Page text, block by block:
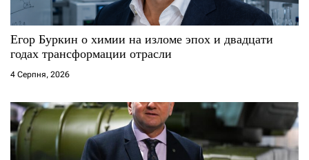
Егор Буркин о химии на изломе эпох и двадцати
годах трансформации отрасли
4 Серпня, 2026